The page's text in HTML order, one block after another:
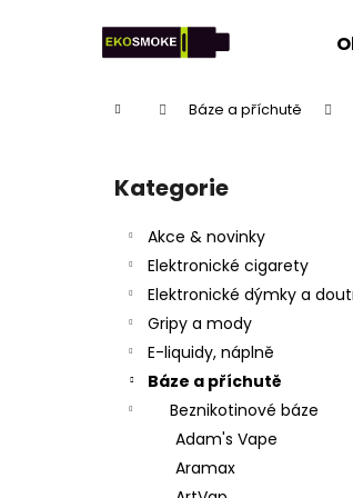
Domů Báze a příchutě
Přeskočit
kategorie
Kategorie
Akce & novinky
Elektronické cigarety
Elektronické dýmky a
Gripy a mody
E-liquidy, náplně
Báze a příchutě
Beznikotinové báze
Adam's Vape
Aramax
Zpět
Zpět